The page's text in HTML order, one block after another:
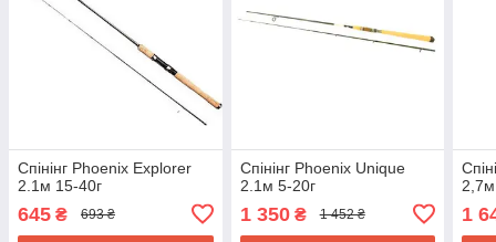
Спінінг Phoenix Explorer
2.1м 15-40г
645 ₴ 693 ₴
Спінінг Phoenix Unique
2.1м 5-20г
1 350₴ 1 452 ₴ 1